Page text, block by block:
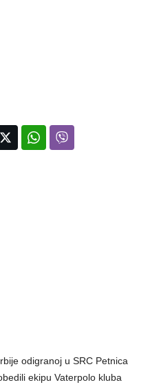
odigranoj u SRC Petnica
ekipu Vaterpolo kluba